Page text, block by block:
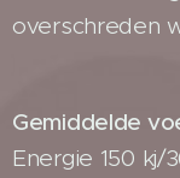
overschreden
Gemiddelde
Energie 150 kj/